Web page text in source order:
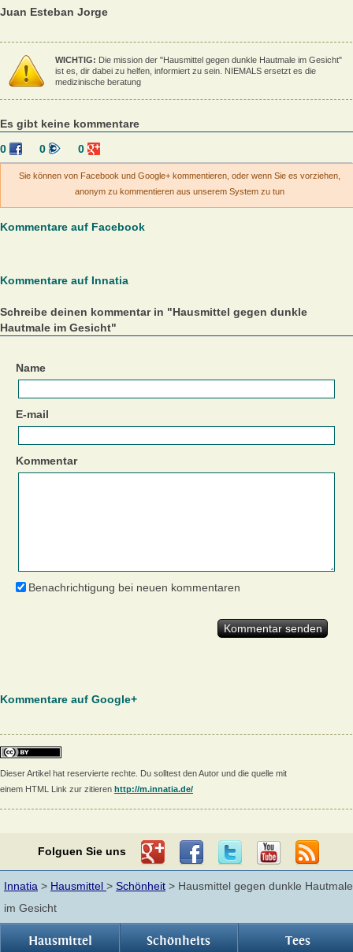
Juan Esteban Jorge
WICHTIG: Die mission der "Hausmittel gegen dunkle Hautmale im Gesicht"
ist es, dir dabei zu helfen, informiert zu sein. NIEMALS ersetzt es die
medizinische beratung
Es gibt keine kommentare
0
0 0
Sie können von Facebook und Google+ kommentieren, oder wenn Sie es vorziehen,
anonym zu kommentieren aus unserem System zu tun
Kommentare auf Facebook
Kommentare auf Innatia
Schreibe deinen kommentar in "Hausmittel gegen dunkle
Hautmale im Gesicht"
Name
E-mail
Kommentar
Benachrichtigung bei neuen kommentaren
Kommentare auf Google+
Dieser Artikel hat reservierte rechte. Du solltest den Autor und die quelle mit
einem HTML Link zur zitieren http://m.innatia.de/
Folguen Sie uns
Innatia > Hausmittel > Schönheit > Hausmittel gegen dunkle Hautmale
im Gesicht
Hausmittel Schönheits Tees